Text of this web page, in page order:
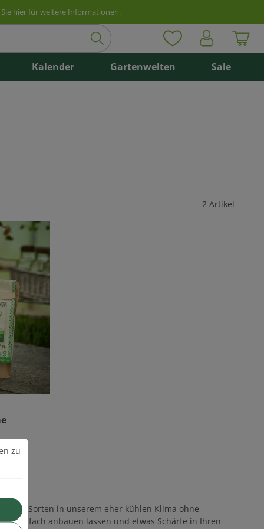
hier für weitere Informationen.
Kalender Gartenwelten Sale
2 Artikel
Sorten in unserem eher kühlen Klima ohne
einfach anbauen lassen und etwas Schärfe in Ihren
können.
zu